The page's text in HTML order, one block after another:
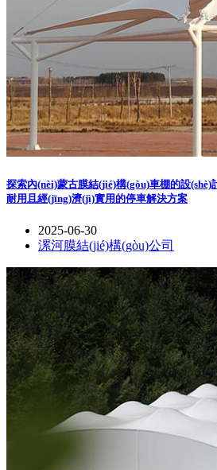
探索內(nèi)蒙古膜結(jié)構(gòu)車棚的設(shè)
耐用且經(jīng)濟(jì)實用的停車解決方案
2025-06-30
漯河膜結(jié)構(gòu)公司